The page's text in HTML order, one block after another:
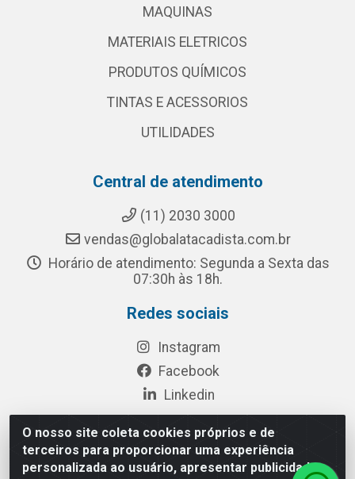
O nosso site coleta cookies próprios e de
terceiros para proporcionar uma experiência
personalizada ao usuário, apresentar publicidade
MAQUINAS
MATERIAIS ELETRICOS
PRODUTOS QUÍMICOS
TINTAS E ACESSORIOS
UTILIDADES
Central de atendimento
(11) 2030 3000
vendas@globalatacadista.com.br
Horário de atendimento: Segunda a Sexta das
07:30h às 18h.
Redes sociais
Instagram
Facebook
Linkedin
Rua Chipuê, 117 - S. Miguel Paulista São Paulo/SP - CEP